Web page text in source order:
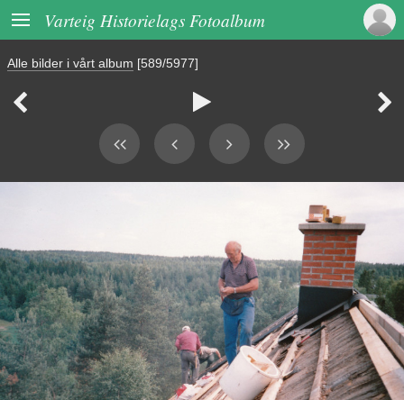
 Varteig Historielags Fotoalbum
Alle bilder i vårt album [589/5977]
  